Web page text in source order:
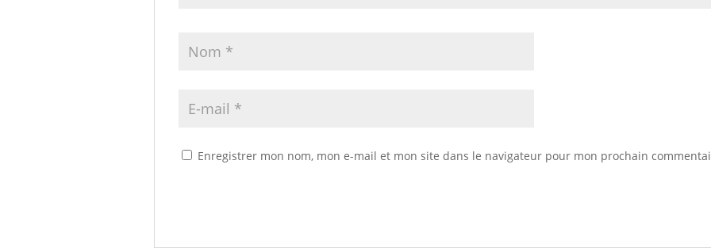
Enregistrer mon nom, mon e-mail et mon site dans le navigateur pour mon prochain